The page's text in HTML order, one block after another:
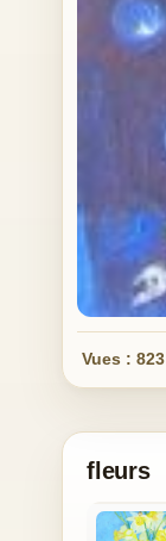
Vues : 823
fleurs